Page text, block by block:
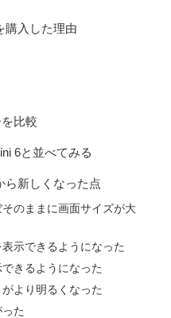
購入した理由
比較
6と並べてみる
ら新しくなった点
のままに画面サイズが大
示できるようになった
きるようになった
より明るくなった
た